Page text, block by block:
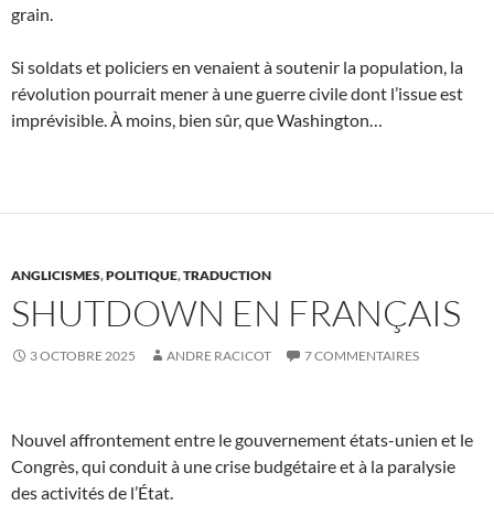
grain.
Si soldats et policiers en venaient à soutenir la population, la
révolution pourrait mener à une guerre civile dont l’issue est
imprévisible. À moins, bien sûr, que Washington…
ANGLICISMES,POLITIQUE,TRADUCTION
SHUTDOWN EN FRANÇAIS
3 OCTOBRE 2025 ANDRE RACICOT 7 COMMENTAIRES
Nouvel affrontement entre le gouvernement états-unien et le
Congrès, qui conduit à une crise budgétaire et à la paralysie
des activités de l’État.